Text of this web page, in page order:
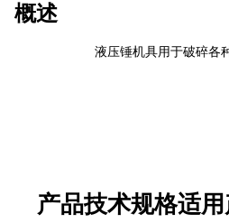
概述
液压锤机具用于破碎各
产品技术规格适用